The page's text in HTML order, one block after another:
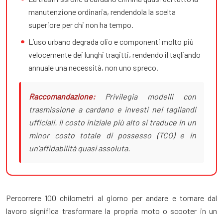
manutenzione ordinaria, rendendola la scelta
superiore per chi non ha tempo.
L’uso urbano degrada olio e componenti molto più
velocemente dei lunghi tragitti, rendendo il tagliando
annuale una necessità, non uno spreco.
Raccomandazione:Privilegia modelli con
trasmissione a cardano e investi nei tagliandi
ufficiali. Il costo iniziale più alto si traduce in un
minor costo totale di possesso (TCO) e in
un’affidabilità quasi assoluta.
Percorrere 100 chilometri al giorno per andare e tornare dal
lavoro significa trasformare la propria moto o scooter in un